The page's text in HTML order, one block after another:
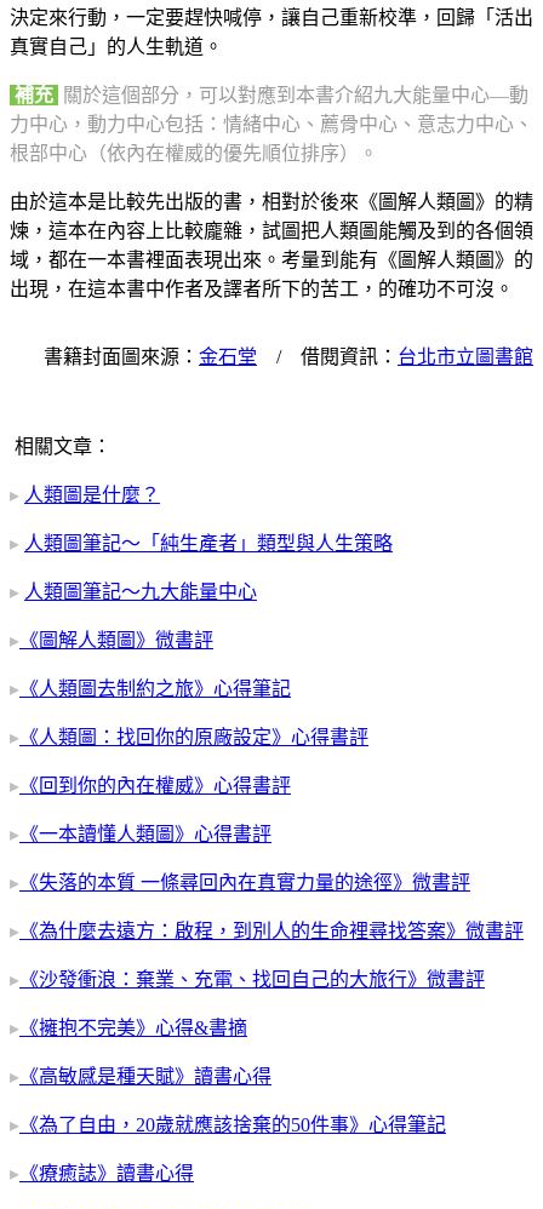
決定來行動，一定要趕快喊停，讓自己重新校準，回歸「活出
真實自己」的人生軌道。
補充 關於這個部分，可以對應到本書介紹九大能量中心—動
力中心，動力中心包括：情緒中心、薦骨中心、意志力中心、
根部中心（依內在權威的優先順位排序）。
由於這本是比較先出版的書，相對於後來《圖解人類圖》的精
煉，這本在內容上比較龐雜，試圖把人類圖能觸及到的各個領
域，都在一本書裡面表現出來。考量到能有《圖解人類圖》的
出現，在這本書中作者及譯者所下的苦工，的確功不可沒。
書籍封面圖來源： 金石堂 / 借閱資訊： 台北市立圖書館
相關文章：
▸ 人類圖是什麼？
▸ 人類圖筆記～「純生產者」類型與人生策略
▸ 人類圖筆記～九大能量中心
▸ 《圖解人類圖》微書評
▸ 《人類圖去制約之旅》心得筆記
▸ 《人類圖：找回你的原廠設定》心得書評
▸ 《回到你的內在權威》心得書評
▸ 《一本讀懂人類圖》心得書評
▸ 《失落的本質 一條尋回內在真實力量的途徑》微書評
▸ 《為什麼去遠方：啟程，到別人的生命裡尋找答案》微書評
▸ 《沙發衝浪：棄業、充電、找回自己的大旅行》微書評
▸ 《擁抱不完美》心得&書摘
▸ 《高敏感是種天賦》讀書心得
▸ 《為了自由，20歲就應該捨棄的50件事》心得筆記
▸ 《療癒誌》讀書心得